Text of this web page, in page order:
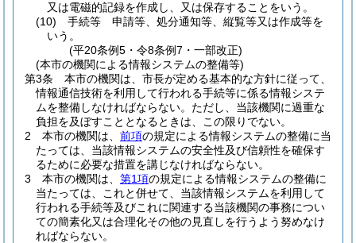
又は電磁的記録を作成し、又は保存することをいう。
(10)
手続等 申請等、処分通知等、縦覧等又は作成等を
いう。
(平20条例5・令8条例7・一部改正)
(本市の機関による情報システムの整備等)
第3条
本市の機関は、市長が定める基本的な方針に従って、
情報通信技術を利用して行われる手続等に係る情報システ
ムを整備しなければならない。 ただし、当該機関に過重な
負担を及ぼすこととなるときは、この限りでない。
2
本市の機関は、 前項の規定による情報システムの整備に当
たっては、当該情報システムの安全性及び信頼性を確保す
るために必要な措置を講じなければならない。
3
本市の機関は、 第1項の規定による情報システムの整備に
当たっては、これと併せて、当該情報システムを利用して
行われる手続等及びこれに関連する当該機関の事務につい
ての簡素化又は合理化その他の見直しを行うよう努めなけ
ればならない。